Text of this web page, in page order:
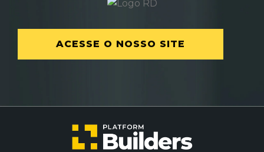
ACESSE O NOSSO SITE